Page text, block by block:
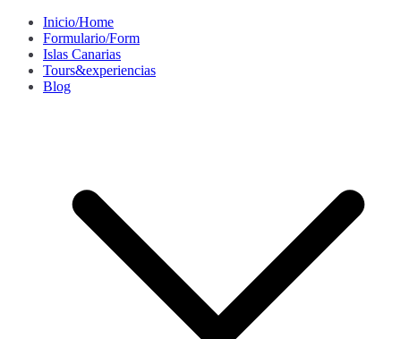
Saltar
contenido
Inicio/Home
Formulario/Form
Islas Canarias
Tours&experiencias
Blog